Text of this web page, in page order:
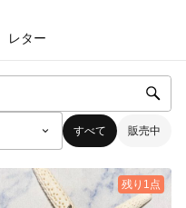
レター
すべて 販売中
残り1点